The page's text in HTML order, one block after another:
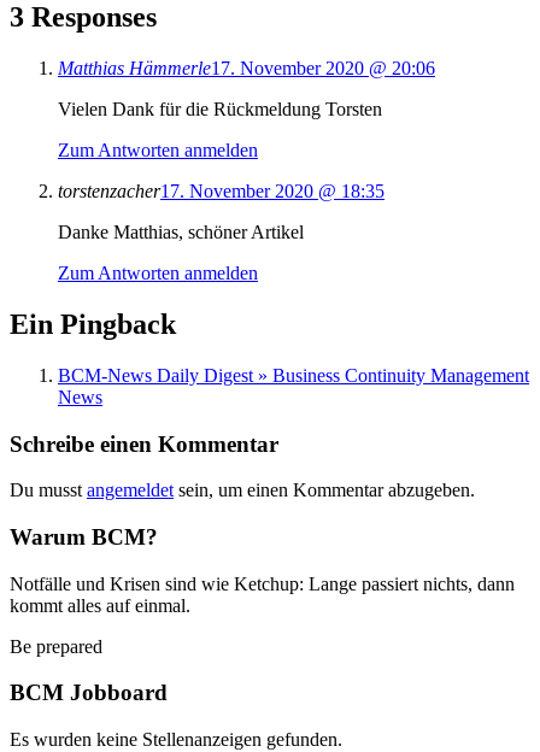
3 Responses
Matthias Hämmerle17. November 2020 @ 20:06
Vielen Dank für die Rückmeldung Torsten
Zum Antworten anmelden
torstenzacher17. November 2020 @ 18:35
Danke Matthias, schöner Artikel
Zum Antworten anmelden
Ein Pingback
BCM-News Daily Digest » Business Continuity Management
News
Schreibe einen Kommentar
Du musst angemeldet sein, um einen Kommentar abzugeben.
Warum BCM?
Notfälle und Krisen sind wie Ketchup: Lange passiert nichts, dann
kommt alles auf einmal.
Be prepared
BCM Jobboard
Es wurden keine Stellenanzeigen gefunden.